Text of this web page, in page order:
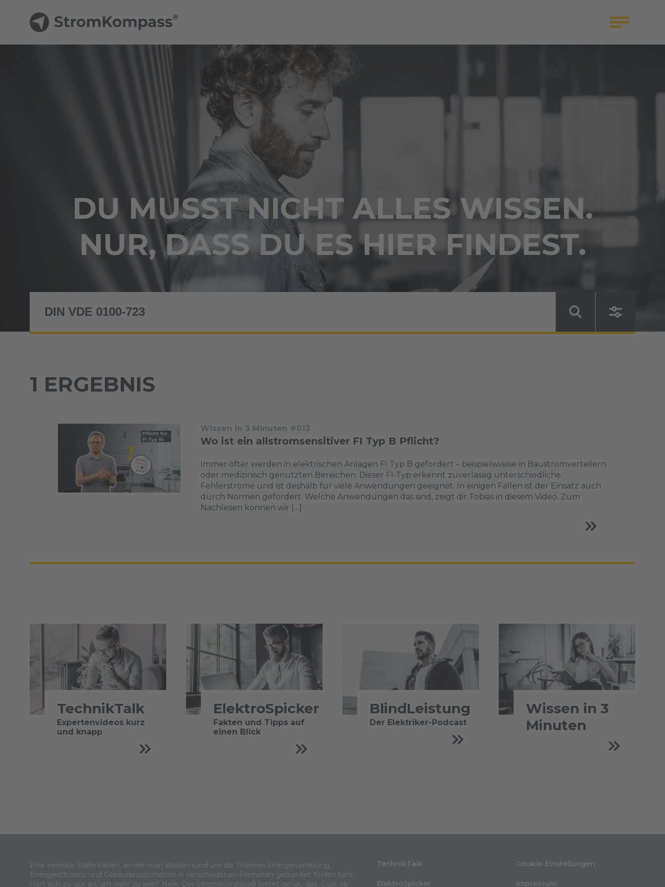
DU MUSST NICHT ALLES WISSEN.
NUR, DASS DU ES HIER FINDEST.
1 ERGEBNIS
Wissen in 3 Minuten #013
Wo ist ein allstromsensitiver FI Typ B Pflicht?
Immer öfter werden in elektrischen Anlagen FI Typ B gefordert – beispielsweise in Baustromverteilern
oder medizinisch genutzten Bereichen. Dieser FI-Typ erkennt zuverlässig unterschiedliche
Fehlerströme und ist deshalb für viele Anwendungen geeignet. In einigen Fällen ist der Einsatz auch
durch Normen gefordert. Welche Anwendungen das sind, zeigt dir Tobias in diesem Video. Zum
Nachlesen können wir […]
TechnikTalk
Expertenvideos kurz
und knapp
ElektroSpicker
Fakten und Tipps auf
einen Blick
BlindLeistung
Der Elektriker-Podcast
Wissen in 3
Minuten
Eine zentrale Stelle haben, an der man Wissen rund um die Themen Energieverteilung,
Energieeffizienz und Gebäudeautomation in verschiedenen Formaten gebündelt finden kann.
Hört sich zu gut an, um wahr zu sein? Nein. Der StromKompass® bietet genau das. Egal, ob
TechnikTalk
ElektroSpicker
Cookie-Einstellungen
Impressum